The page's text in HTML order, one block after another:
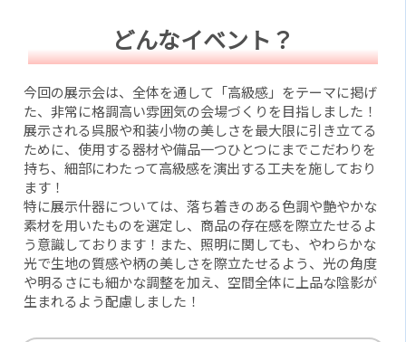
どんなイベント？
今回の展示会は、全体を通して「高級感」をテーマに掲げ
た、非常に格調高い雰囲気の会場づくりを目指しました！
展示される呉服や和装小物の美しさを最大限に引き立てる
ために、使用する器材や備品一つひとつにまでこだわりを
持ち、細部にわたって高級感を演出する工夫を施しており
ます！
特に展示什器については、落ち着きのある色調や艶やかな
素材を用いたものを選定し、商品の存在感を際立たせるよ
う意識しております！また、照明に関しても、やわらかな
光で生地の質感や柄の美しさを際立たせるよう、光の角度
や明るさにも細かな調整を加え、空間全体に上品な陰影が
生まれるよう配慮しました！